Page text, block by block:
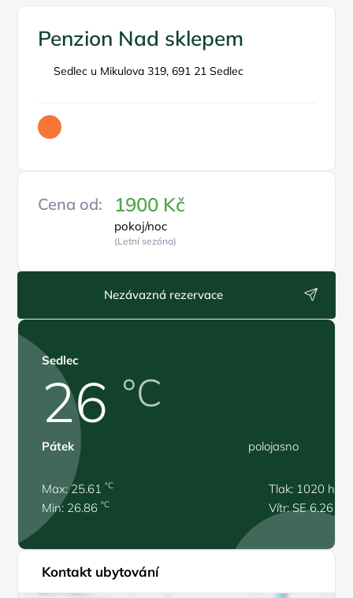
Penzion Nad sklepem
Sedlec u Mikulova 319, 691 21 Sedlec
Cena od: 1900 Kč
pokoj/noc
(Letní sezóna)
Nezávazná rezervace
Sedlec
26 °C
Pátek polojasno
Max: 25.61°C
Min: 26.86°C
Tlak: 1020 hPa
Vítr: SE 6.26 m/
Kontakt ubytování